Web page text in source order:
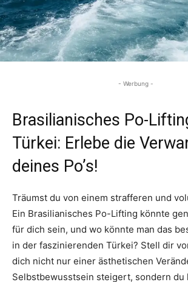
- Werbung -
Brasilianisches Po-
Türkei: Erlebe die
deines Po’s!
Träumst du von einem strafferen und
Ein Brasilianisches Po-Lifting könnte
für dich sein, und wo könnte man das
in der faszinierenden Türkei? Stell dir
dich nicht nur einer ästhetischen
Selbstbewusstsein steigert, sondern du